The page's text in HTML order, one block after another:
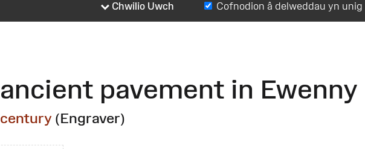
Chwilio Uwch Cofnodion â delweddau yn unig
pavement in
century (Engraver)